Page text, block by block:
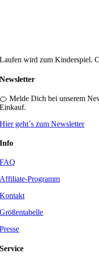
Laufen wird zum Kinderspiel.
Newsletter
🍊 Melde Dich bei unserem
Einkauf.
Hier geht´s zum Newsletter
Info
FAQ
Affiliate-Programm
Kontakt
Größentabelle
Presse
Service